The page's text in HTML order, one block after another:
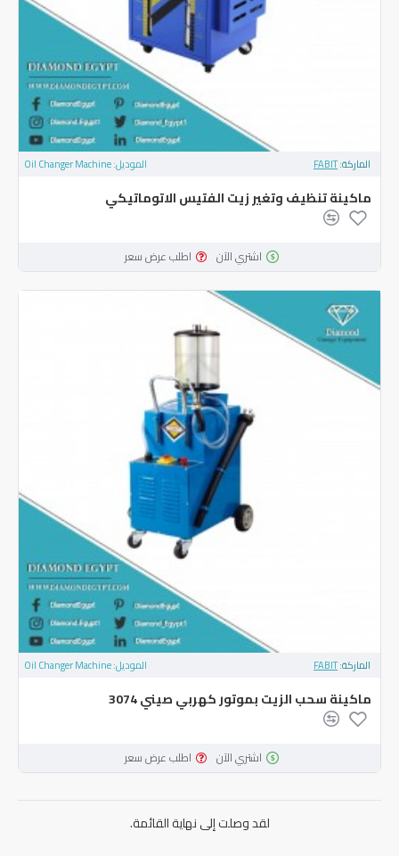
الماركة:FABIT الموديل:Oil Changer Machine
ماكينة تنظيف وتغير زيت الفتيس الاتوماتيكي
اشتري الآن اطلب عرض سعر
الماركة:FABIT الموديل:Oil Changer Machine
ماكينة سحب الزيت بموتور كهربي صيني 3074
اشتري الآن اطلب عرض سعر
لقد وصلت إلى نهاية القائمة.